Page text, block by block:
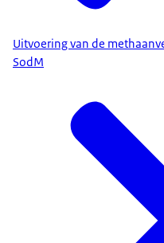
Uitvoering van de
SodM